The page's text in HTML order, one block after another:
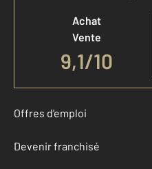
Achat
Vente
9,1/10
Offres d'emploi
Devenir franchisé